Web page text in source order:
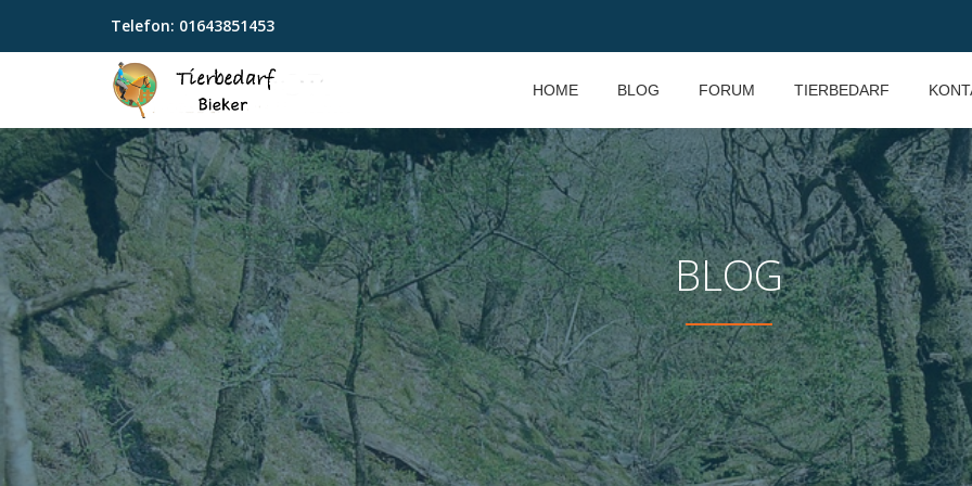
Skip
Telefon: 01643851453
HOME BLOG FORUM TIERBEDARF
BLOG